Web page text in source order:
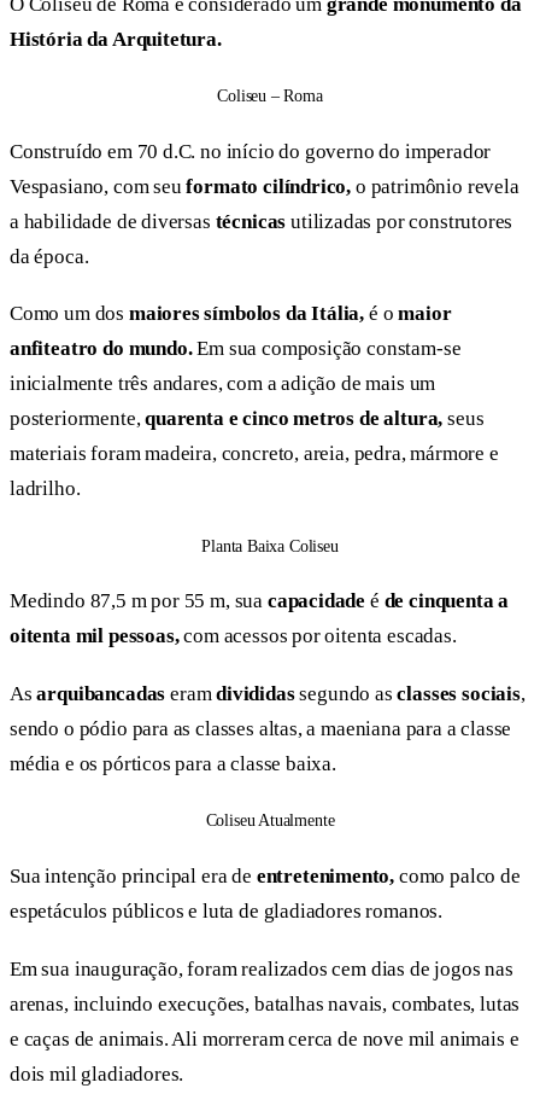
História da Arquitetura.
Coliseu – Roma
Construído em 70 d.C. no início do governo do imperador
Vespasiano, com seuformato cilíndrico, o patrimônio revela
a habilidade de diversas técnicasutilizadas por construtores
da época.
Como um dos maiores símbolos da Itália, é omaior
anfiteatro do mundo.Em sua composição constam-se
inicialmente três andares, com a adição de mais um
posteriormente,quarenta e cinco metros de altura, seus
materiais foram madeira, concreto, areia, pedra, mármore e
ladrilho.
Planta Baixa Coliseu
Medindo 87,5 m por 55 m, sua capacidade é de cinquenta a
oitenta mil pessoas,com acessos por oitenta escadas.
Asarquibancadaseramdivididassegundo asclasses sociais,
sendo o pódio para as classes altas, a maeniana para a classe
média e os pórticos para a classe baixa.
Coliseu Atualmente
Sua intenção principal era de entretenimento, como palco de
espetáculos públicos e luta de gladiadores romanos.
Em sua inauguração, foram realizados cem dias de jogos nas
arenas, incluindo execuções, batalhas navais, combates, lutas
e caças de animais. Ali morreram cerca de nove mil animais e
dois mil gladiadores.